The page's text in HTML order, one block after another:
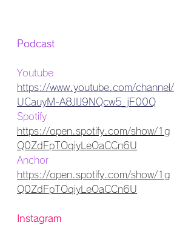
Podcast
Youtube
https://www.youtube.com/channel/
UCauyM-A8JIJ9NQcw5_jF00Q
Spotify
https://open.spotify.com/show/1g
Q0ZdFpTOqiyLeOaCCn6U
Anchor
https://open.spotify.com/show/1g
Q0ZdFpTOqiyLeOaCCn6U
Instagram